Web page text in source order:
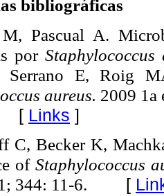
bibliográficas
Pascual A.
por
Serrano E, Roig
aureus. 2009 1a
Links ]
C, Becker K,
ofStaphylococcus
344: 11-6. [